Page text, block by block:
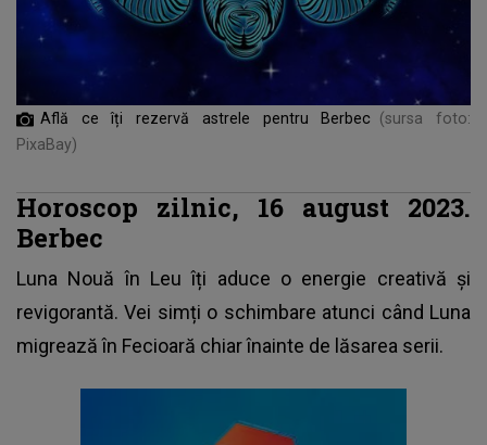
Află ce îți rezervă astrele pentru Berbec
(sursa foto:
PixaBay)
Horoscop zilnic, 16 august 2023.
Berbec
Luna Nouă în Leu îți aduce o energie creativă și
revigorantă. Vei simți o schimbare atunci când Luna
migrează în Fecioară chiar înainte de lăsarea serii.